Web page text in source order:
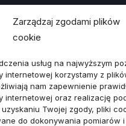
Zarządzaj zgodami plików
cookie
usług na najwyższym
internetowej korzystamy z
nam zapewnienie
internetowej oraz realizację
Twojej zgody, pliki
do dokonywania pomiarów
(78)
Przemysł(64)
(79)